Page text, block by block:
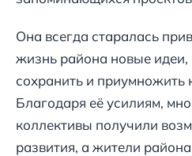
Она всегда старалась
жизнь района новые
сохранить и приумножить
Благодаря её усилиям,
коллективы получили
развития, а жители